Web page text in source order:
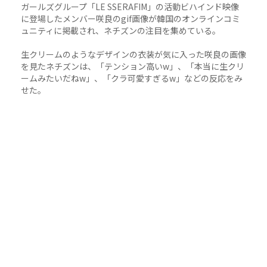
ガールズグループ「LE SSERAFIM」の活動ビハインド映像
に登場したメンバー咲良のgif画像が韓国のオンラインコミ
ュニティに掲載され、ネチズンの注目を集めている。
生クリームのようなデザインの衣装が気に入った咲良の画像
を見たネチズンは、「テンション高いw」、「本当に生クリ
ームみたいだねw」、「クラ可愛すぎるw」などの反応をみ
せた。